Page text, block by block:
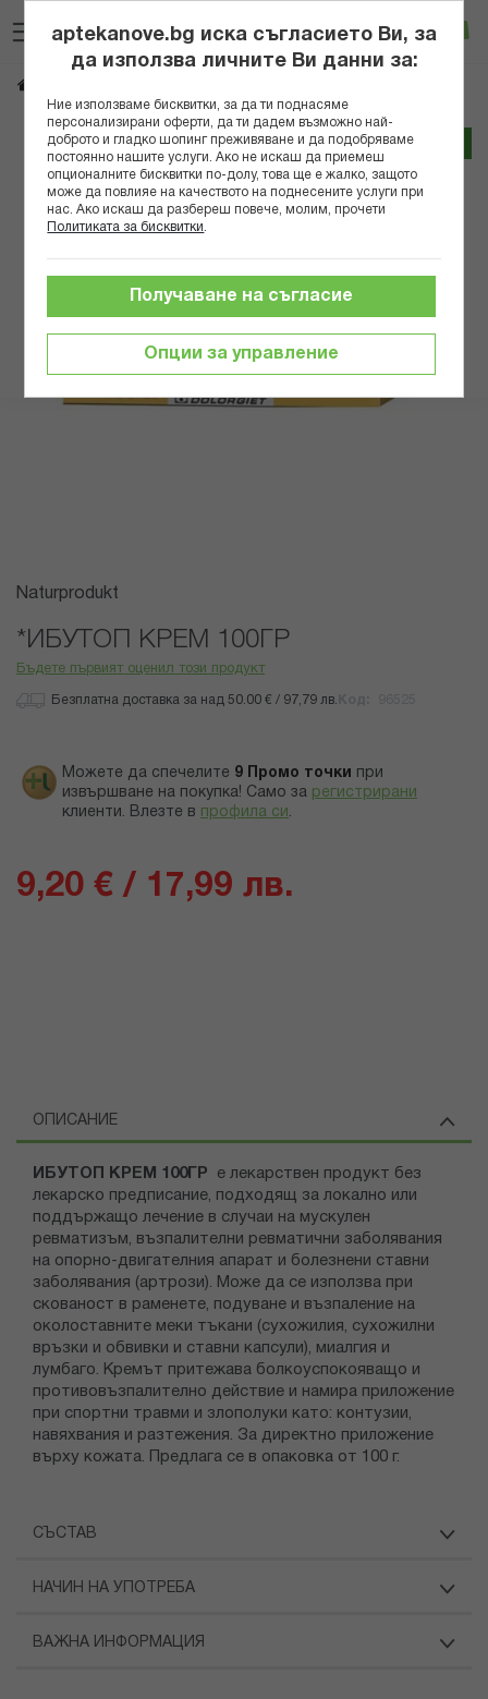
към
съдържанието
Вход
Трайно ниска цена онлайн
Преминете
края
галерията
Преминете
началото
Naturprodukt
*ИБУТОП КРЕМ 100ГР
Бъдете първият оценил този продукт
Безплатна доставка за над 50.00 € / 97,79 лв.
Можете да спечелите 9 Промо точки
при
извършване на покупка! Само за регистрирани
клиенти. Влезте в профила си .
9,20 € / 17,99 лв.
ОПИСАНИЕ
ИБУТОП КРЕМ 100ГР е лекарствен продукт без
лекарско предписание, подходящ за локално или
поддържащо лечение в случаи на мускулен
ревматизъм, възпалителни ревматични заболявания
на опорно-двигателния апарат и болезнени ставни
заболявания (артрози). Може да се използва при
скованост в раменете, подуване и възпаление на
околоставните меки тъкани (сухожилия, сухожилни
връзки и обвивки и ставни капсули), миалгия и
лумбаго. Кремът притежава болкоуспокояващо и
противовъзпалително действие и намира приложение
при спортни травми и злополуки като: контузии,
навяхвания и разтежения. За директно приложение
върху кожата. Предлага се в опаковка от 100 г.
СЪСТАВ
НАЧИН НА УПОТРЕБА
ВАЖНА ИНФОРМАЦИЯ
aptekanove.bg иска съгласието Ви, за
да използва личните Ви данни за:
Ние използваме бисквитки, за да ти поднасяме
персонализирани оферти, да ти дадем възможно най-
доброто и гладко шопинг преживяване и да подобряваме
постоянно нашите услуги. Ако не искаш да приемеш
опционалните бисквитки по-долу, това ще е жалко, защото
може да повлияе на качеството на поднесените услуги при
нас. Ако искаш да разбереш повече, молим, прочети
Политиката за бисквитки
Опции за управление
Получаване на съгласие